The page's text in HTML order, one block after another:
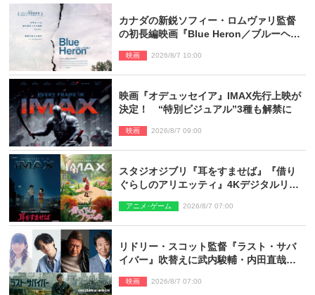
カナダの新鋭ソフィー・ロムヴァリ監督
の初長編映画『Blue Heron／ブルーヘロ
映画 2026/8/7 10:00
映画『オデュッセイア』IMAX先行上映が
決定！ “特別ビジュアル”3種も解禁に
映画 2026/8/7 09:00
スタジオジブリ『耳をすませば』『借り
ぐらしのアリエッティ』4Kデジタルリマ
アニメ･ゲーム 2026/8/7 07:00
リドリー・スコット監督『ラスト・サバ
イバー』吹替えに武内駿輔・内田直哉・
結！
映画 2026/8/7 07:00